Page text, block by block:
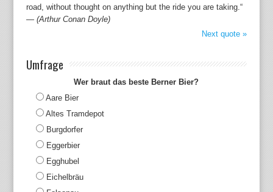
road, without thought on anything but the ride you are taking.“
— (Arthur Conan Doyle)
Next quote »
Umfrage
Wer braut das beste Berner Bier?
Aare Bier
Altes Tramdepot
Burgdorfer
Eggerbier
Egghubel
Eichelbräu